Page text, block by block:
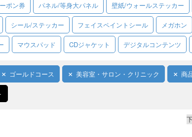
ポン券 パネル/等身大パネル 壁紙/ウォールステッカー
シール/ステッカー フェイスペイントシール メガホン
マウスパッド CDジャケット デジタルコンテンツ
ゴールドコース 美容室・サロン・クリニック 商